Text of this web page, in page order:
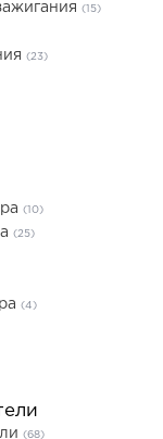
(15)
(23)
(10)
(25)
(4)
(68)